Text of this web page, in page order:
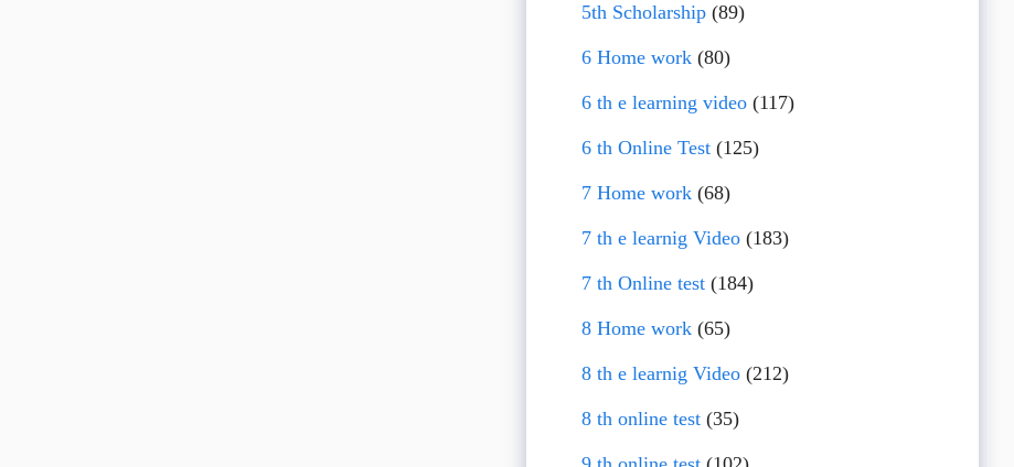
5th Scholarship(89)
6 Home work(80)
6 th e learning video(117)
6 th Online Test(125)
7 Home work(68)
7 th e learnig Video(183)
7 th Online test(184)
8 Home work(65)
8 th e learnig Video(212)
8 th online test(35)